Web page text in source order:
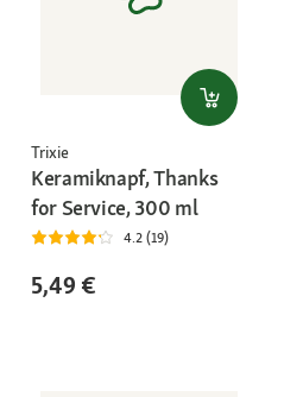
Trixie
Keramiknapf, Thanks
for Service, 300 ml
4.2 (19)
5,49 €